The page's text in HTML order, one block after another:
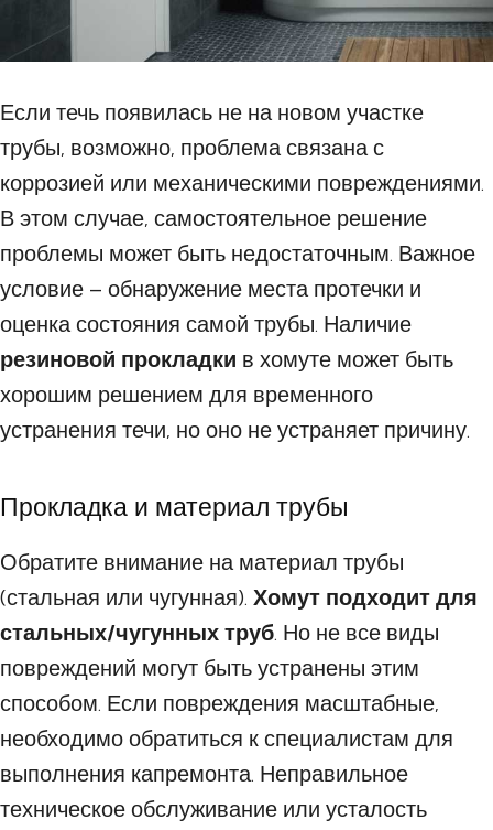
Если течь появилась не на новом участке
трубы, возможно, проблема связана с
коррозией или механическими повреждениями.
В этом случае, самостоятельное решение
проблемы может быть недостаточным. Важное
условие – обнаружение места протечки и
оценка состояния самой трубы. Наличие
резиновой прокладки в хомуте может быть
хорошим решением для временного
устранения течи, но оно не устраняет причину.
Прокладка и материал трубы
Обратите внимание на материал трубы
(стальная или чугунная). Хомут подходит для
стальных/чугунных труб. Но не все виды
повреждений могут быть устранены этим
способом. Если повреждения масштабные,
необходимо обратиться к специалистам для
выполнения капремонта. Неправильное
техническое обслуживание или усталость